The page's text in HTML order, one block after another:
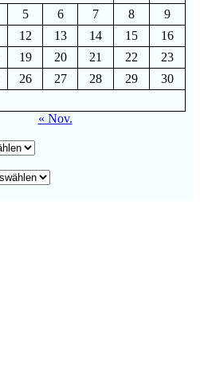
5 6 7 8
9
12 13 14 15
16
19 20 21 22
23
26 27 28 29
30
« Nov.